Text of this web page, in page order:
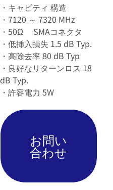
・キャビティ 構造
・7120 ～ 7320 MHz
・50Ω SMAコネクタ
・低挿入損失 1.5 dB Typ.
・高除去率 80 dB Typ
・良好なリターンロス 18
dB Typ.
・許容電力 5W
お問い
合わせ